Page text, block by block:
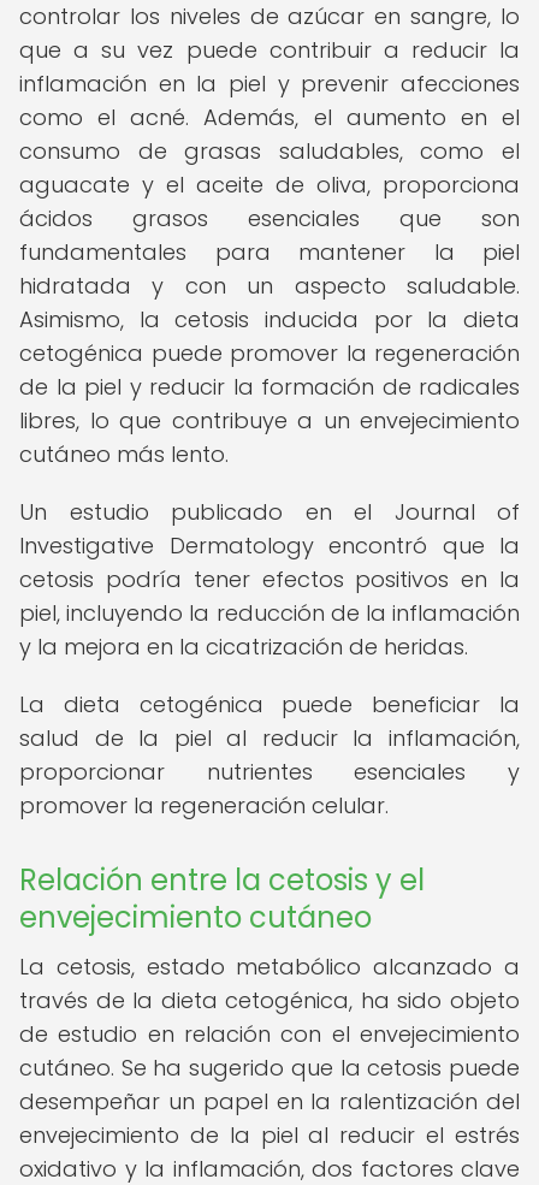
controlar los niveles de azúcar en sangre, lo
que a su vez puede contribuir a reducir la
inflamación en la piel y prevenir afecciones
como el acné. Además, el aumento en el
consumo de grasas saludables, como el
aguacate y el aceite de oliva, proporciona
ácidos grasos esenciales que son
fundamentales para mantener la piel
hidratada y con un aspecto saludable.
Asimismo, la cetosis inducida por la dieta
cetogénica puede promover la regeneración
de la piel y reducir la formación de radicales
libres, lo que contribuye a un envejecimiento
cutáneo más lento.
Un estudio publicado en el Journal of
Investigative Dermatology encontró que la
cetosis podría tener efectos positivos en la
piel, incluyendo la reducción de la inflamación
y la mejora en la cicatrización de heridas.
La dieta cetogénica puede beneficiar la
salud de la piel al reducir la inflamación,
proporcionar nutrientes esenciales y
promover la regeneración celular.
Relación entre la cetosis y el
envejecimiento cutáneo
La cetosis, estado metabólico alcanzado a
través de la dieta cetogénica, ha sido objeto
de estudio en relación con el envejecimiento
cutáneo. Se ha sugerido que la cetosis puede
desempeñar un papel en la ralentización del
envejecimiento de la piel al reducir el estrés
oxidativo y la inflamación, dos factores clave